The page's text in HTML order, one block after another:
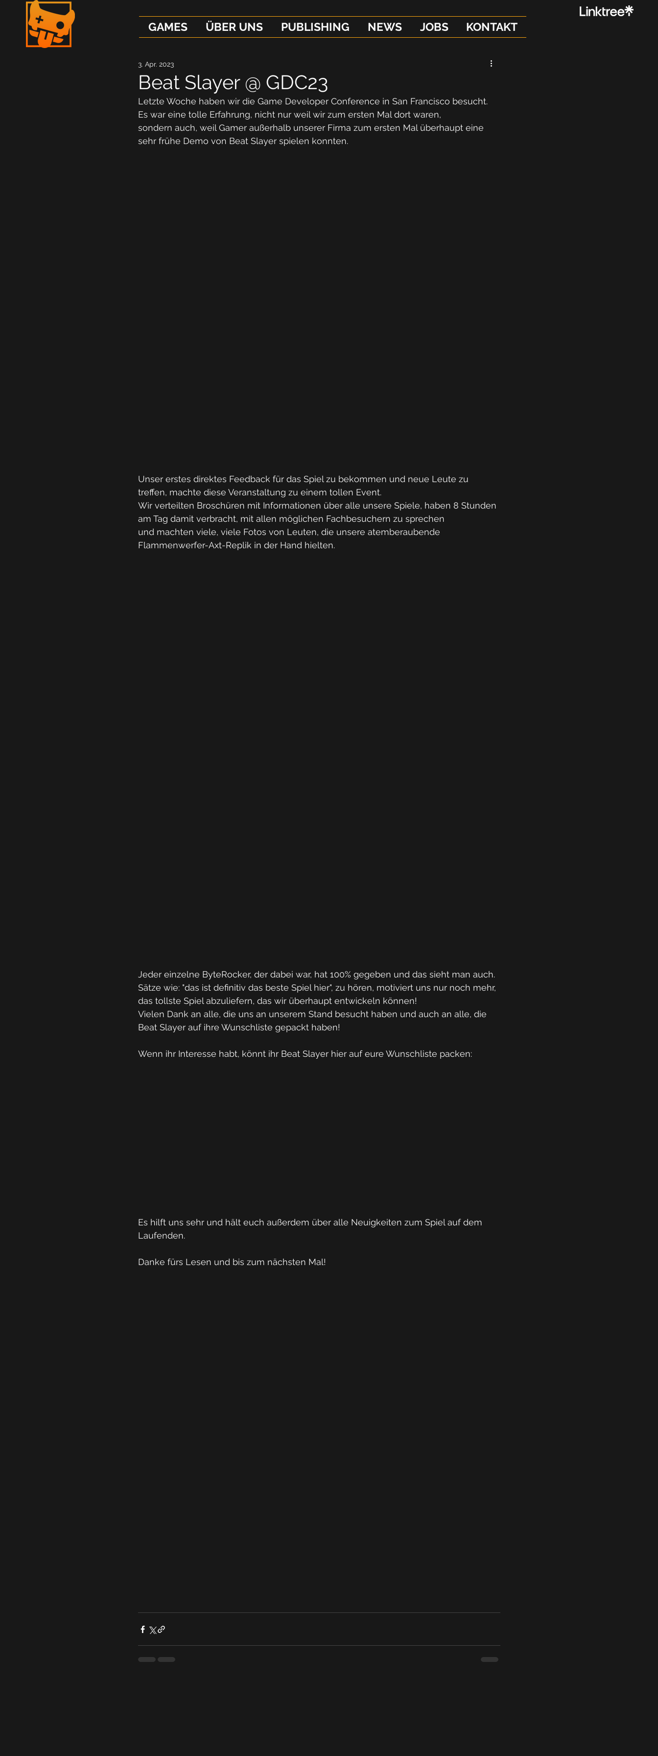
GAMES ÜBER UNS PUBLISHING NEWS JOBS KONTAKT
Beat Slayer @ GDC23
3. Apr. 2023
Letzte Woche haben wir die Game Developer Conference in San Francisco besucht.
Es war eine tolle Erfahrung, nicht nur weil wir zum ersten Mal dort waren,
sondern auch, weil Gamer außerhalb unserer Firma zum ersten Mal überhaupt eine
sehr frühe Demo von Beat Slayer spielen konnten.
Unser erstes direktes Feedback für das Spiel zu bekommen und neue Leute zu
treffen, machte diese Veranstaltung zu einem tollen Event.
Wir verteilten Broschüren mit Informationen über alle unsere Spiele, haben 8 Stunden
am Tag damit verbracht, mit allen möglichen Fachbesuchern zu sprechen
und machten viele, viele Fotos von Leuten, die unsere atemberaubende
Flammenwerfer-Axt-Replik in der Hand hielten.
Jeder einzelne ByteRocker, der dabei war, hat 100% gegeben und das sieht man auch.
Sätze wie: "das ist definitiv das beste Spiel hier", zu hören, motiviert uns nur noch mehr,
das tollste Spiel abzuliefern, das wir überhaupt entwickeln können!
Vielen Dank an alle, die uns an unserem Stand besucht haben und auch an alle, die
Beat Slayer auf ihre Wunschliste gepackt haben!
Wenn ihr Interesse habt, könnt ihr Beat Slayer hier auf eure Wunschliste packen:
Es hilft uns sehr und hält euch außerdem über alle Neuigkeiten zum Spiel auf dem
Laufenden.
Danke fürs Lesen und bis zum nächsten Mal!